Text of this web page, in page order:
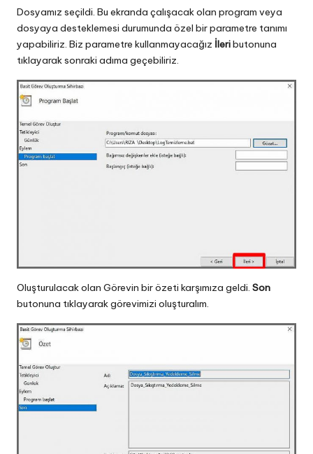
Dosyamız seçildi. Bu ekranda çalışacak olan program veya
dosyaya desteklemesi durumunda özel bir parametre tanımı
yapabiliriz. Biz parametre kullanmayacağız İleributonuna
tıklayarak sonraki adıma geçebiliriz.
Oluşturulacak olan Görevin bir özeti karşımıza geldi. Son
butonuna tıklayarak görevimizi oluşturalım.